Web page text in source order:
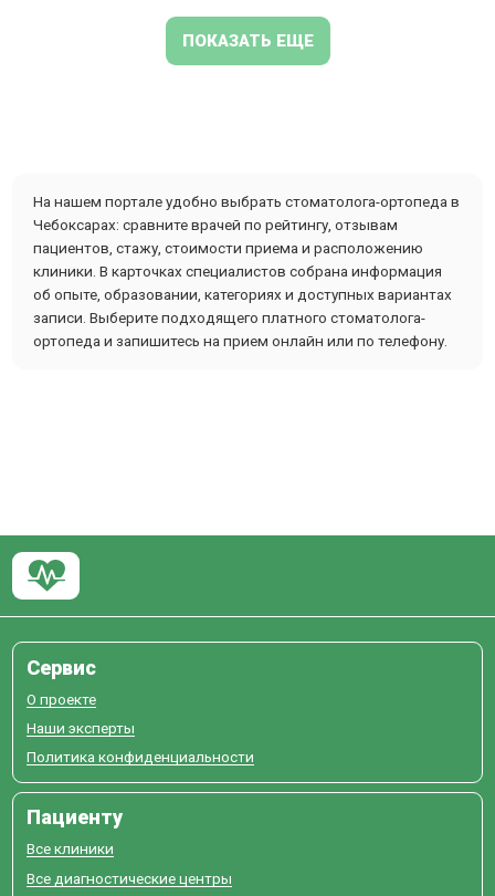
ПОКАЗАТЬ ЕЩЕ
На нашем портале удобно выбрать стоматолога-ортопеда в
Чебоксарах: сравните врачей по рейтингу, отзывам
пациентов, стажу, стоимости приема и расположению
клиники. В карточках специалистов собрана информация
об опыте, образовании, категориях и доступных вариантах
записи. Выберите подходящего платного стоматолога-
ортопеда и запишитесь на прием онлайн или по телефону.
Сервис
О проекте
Наши эксперты
Политика конфиденциальности
Пациенту
Все клиники
Все диагностические центры